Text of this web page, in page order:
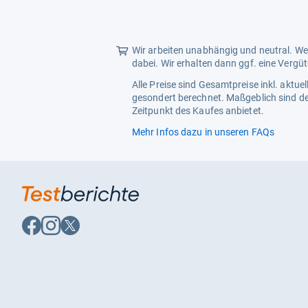
60 W
Ja
Ja
Wir arbeiten unabhängig und neutral.
dabei. Wir erhalten dann ggf. eine
Alle Preise sind Gesamtpreise inkl.
gesondert berechnet. Maßgeblich sind
Zeitpunkt des Kaufes anbietet.
Mehr Infos dazu in unseren FAQs
Auf
Facebook
Auf
Instagram
Auf
X